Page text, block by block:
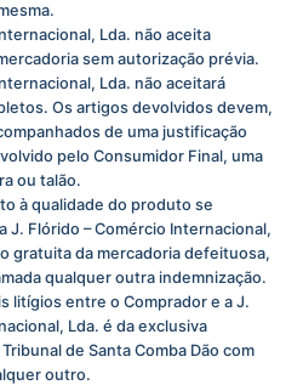
Lda. não aceita
sem autorização prévia.
Lda. não aceitará
Os artigos devolvidos devem,
de uma justificação
pelo Consumidor Final, uma
ou talão.
à qualidade do produto se
J. Flórido – Comércio Internacional,
gratuita da mercadoria defeituosa,
qualquer outra indemnização.
litígios entre o Comprador e a J.
Lda. é da exclusiva
de Santa Comba Dão com
outro.